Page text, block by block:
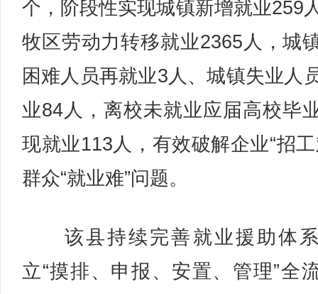
个，阶段性实现城镇新增就业259
牧区劳动力转移就业2365人，城
困难人员再就业3人、城镇失业人
业84人，离校未就业应届高校毕
现就业113人，有效破解企业“招工
群众“就业难”问题。
该县持续完善就业援助体
立“摸排、申报、安置、管理”全